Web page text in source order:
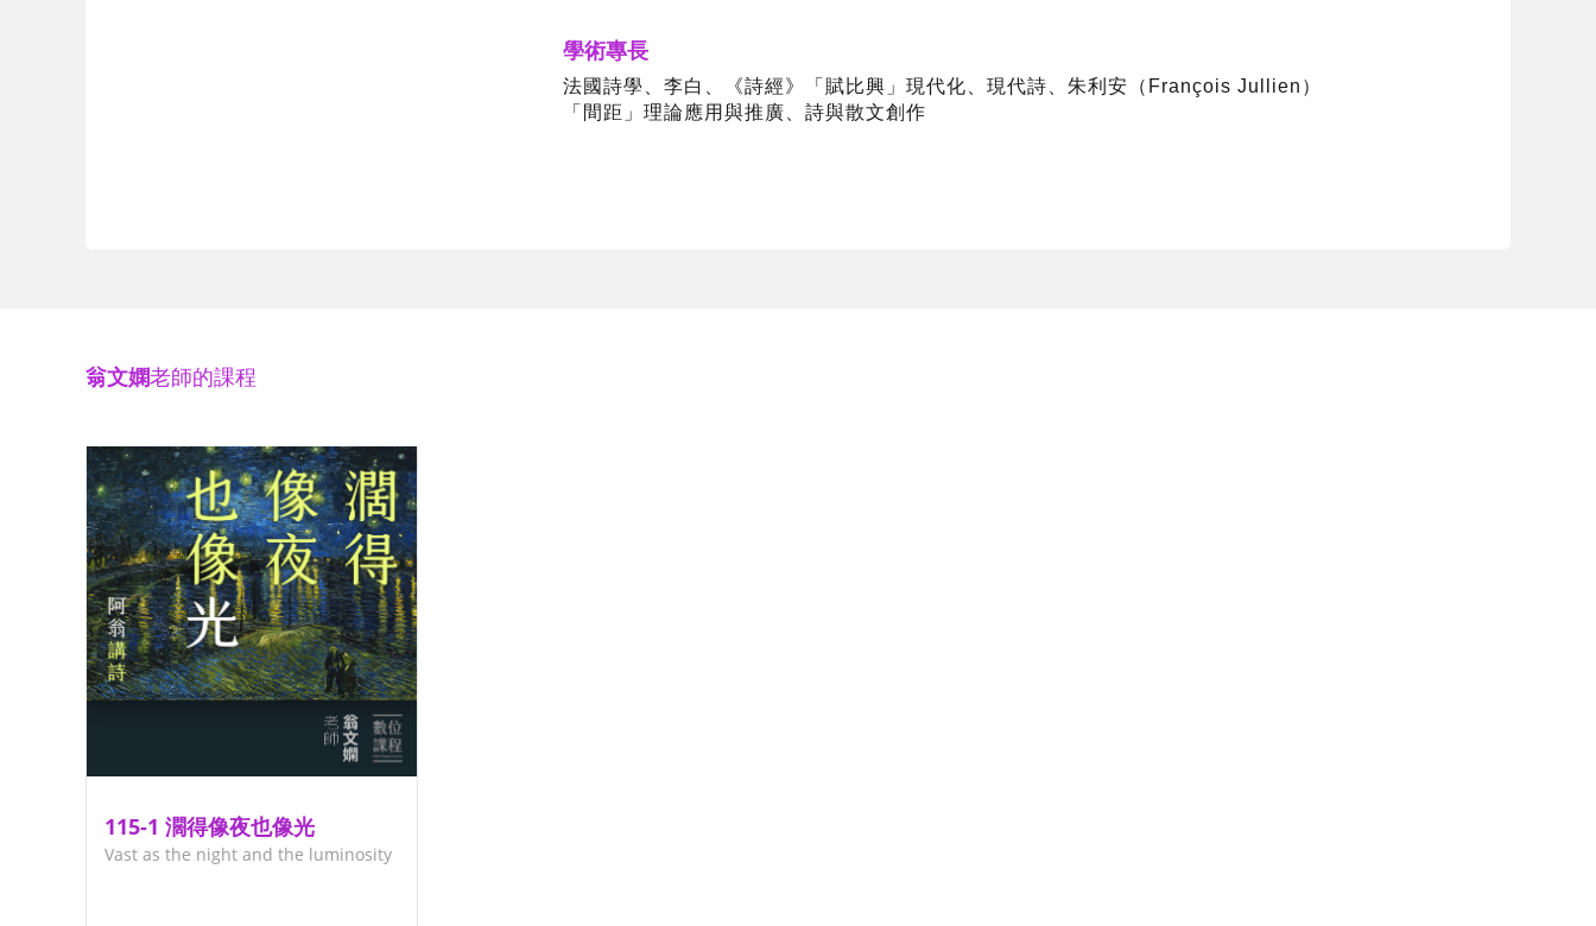
學術專長
法國詩學、李白、《詩經》「賦比興」現代化、現代詩、朱利安（François Jullien）
「間距」理論應用與推廣、詩與散文創作
翁文嫻老師的課程
115-1 濶得像夜也像光
Vast as the night and the luminosity